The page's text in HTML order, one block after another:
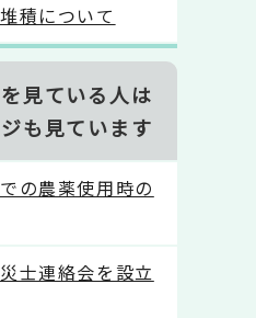
積について
見ている人は
も見ています
の農薬使用時の
士連絡会を設立